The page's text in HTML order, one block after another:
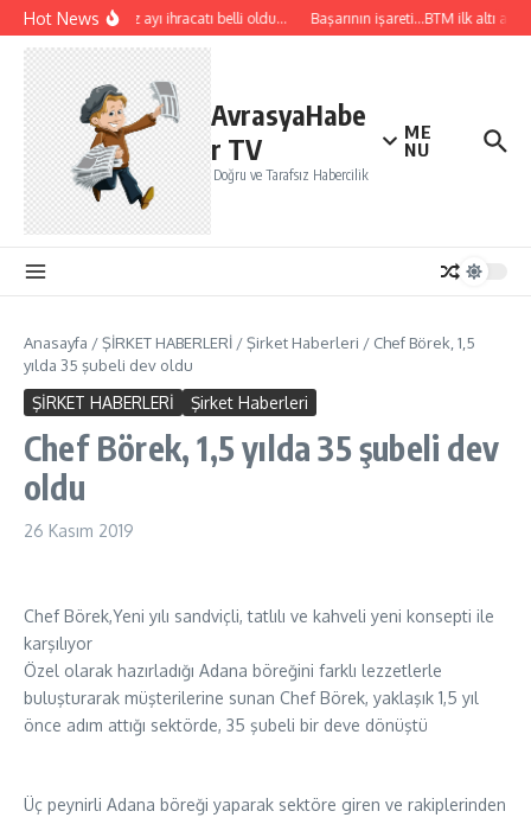
İçeriğe atla
Hot NewsTemmuz ayı ihracatı belli oldu… Başarının işareti…BTM ilk altı
AvrasyaHabe
r TV
Doğru ve Tarafsız Habercilik
ME
NU
Anasayfa /ŞİRKET HABERLERİ /Şirket Haberleri / Chef Börek, 1,5
yılda 35 şubeli dev oldu
ŞİRKET HABERLERİ Şirket Haberleri
Chef Börek, 1,5 yılda 35 şubeli dev
oldu
26 Kasım 2019
Chef Börek,Yeni yılı sandviçli, tatlılı ve kahveli yeni konsepti ile
karşılıyor
Özel olarak hazırladığı Adana böreğini farklı lezzetlerle
buluşturarak müşterilerine sunan Chef Börek, yaklaşık 1,5 yıl
önce adım attığı sektörde, 35 şubeli bir deve dönüştü
Üç peynirli Adana böreği yaparak sektöre giren ve rakiplerinden